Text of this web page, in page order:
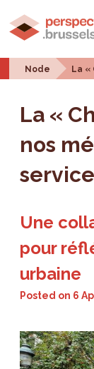
Node La «
La «
nos
Une
pour
urbaine
Posted on 6